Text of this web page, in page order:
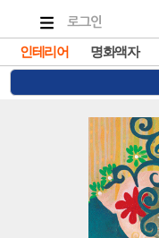
로그인
인테리어 명화액자